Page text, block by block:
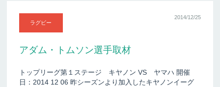
ラグビー
2014/12/25
アダム・トムソン選手取材
トップリーグ第１ステージ キヤノン VS ヤマハ 開催
日：2014 12 06 昨シーズンより加入したキヤノンイーグ